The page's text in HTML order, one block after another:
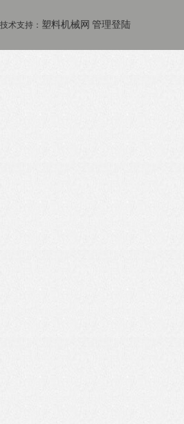
技术支持： 塑料机械网 管理登陆